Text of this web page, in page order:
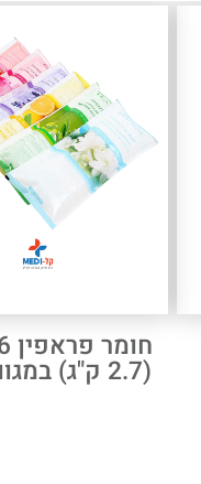
(2.7 ק"ג) במגוון ריחות